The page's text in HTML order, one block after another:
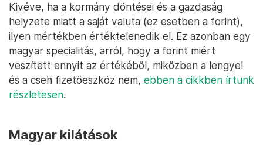
Kivéve, ha a kormány döntései és a gazdaság
helyzete miatt a saját valuta (ez esetben a forint),
ilyen mértékben értéktelenedik el. Ez azonban egy
magyar specialitás, arról, hogy a forint miért
veszített ennyit az értékéből, miközben a lengyel
és a cseh fizetőeszköz nem, ebben a cikkben írtunk
részletesen.
Magyar kilátások